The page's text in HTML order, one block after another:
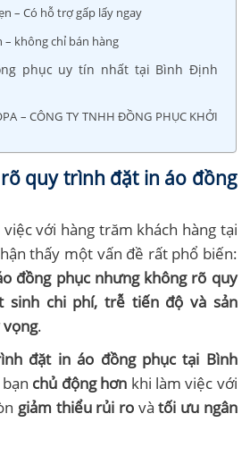
– Có hỗ trợ gấp lấy ngay
– không chỉ bán hàng
phục uy tín nhất tại Bình Định
– CÔNG TY TNHH ĐỒNG PHỤC KHỞI
quy trình đặt in áo đồng
với hàng trăm khách hàng tại
thấy một vấn đề rất phổ biến:
đồng phục nhưng không rõ quy
sinh chi phí, trễ tiến độ và sản
.
đặt in áo đồng phục tại Bình
chủ động hơn khi làm việc với
giảm thiểu rủi rovàtối ưu ngân